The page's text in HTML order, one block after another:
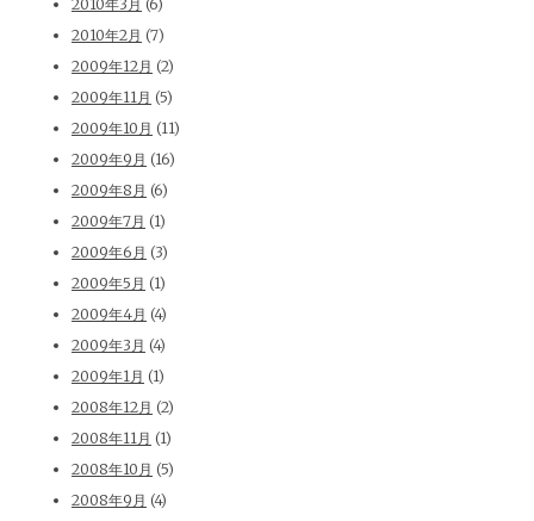
2010年3月 (6)
2010年2月 (7)
2009年12月 (2)
2009年11月 (5)
2009年10月 (11)
2009年9月 (16)
2009年8月 (6)
2009年7月 (1)
2009年6月 (3)
2009年5月 (1)
2009年4月 (4)
2009年3月 (4)
2009年1月 (1)
2008年12月 (2)
2008年11月 (1)
2008年10月 (5)
2008年9月 (4)